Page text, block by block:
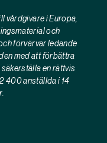
vårdgivare i Europa,
och
förvärvar ledande
med att förbättra
en rättvis
400 anställda i 14